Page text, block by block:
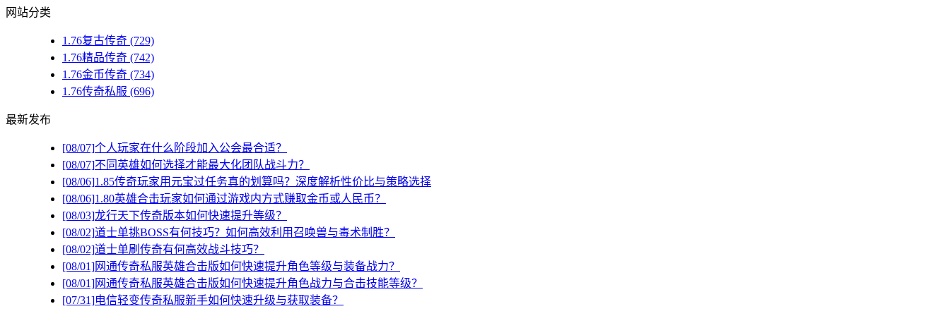
网站分类
1.76复古传奇 (729)
1.76精品传奇 (742)
1.76金币传奇 (734)
1.76传奇私服 (696)
最新发布
[08/07]个人玩家在什么阶段加入公会最合适？
[08/07]不同英雄如何选择才能最大化团队战斗力？
[08/06]1.85传奇玩家用元宝过任务真的划算吗？深度解析性价比与策略选择
[08/06]1.80英雄合击玩家如何通过游戏内方式赚取金币或人民币？
[08/03]龙行天下传奇版本如何快速提升等级？
[08/02]道士单挑BOSS有何技巧？如何高效利用召唤兽与毒术制胜？
[08/02]道士单刷传奇有何高效战斗技巧？
[08/01]网通传奇私服英雄合击版如何快速提升角色等级与装备战力？
[08/01]网通传奇私服英雄合击版如何快速提升角色战力与合击技能等级？
[07/31]电信轻变传奇私服新手如何快速升级与获取装备？